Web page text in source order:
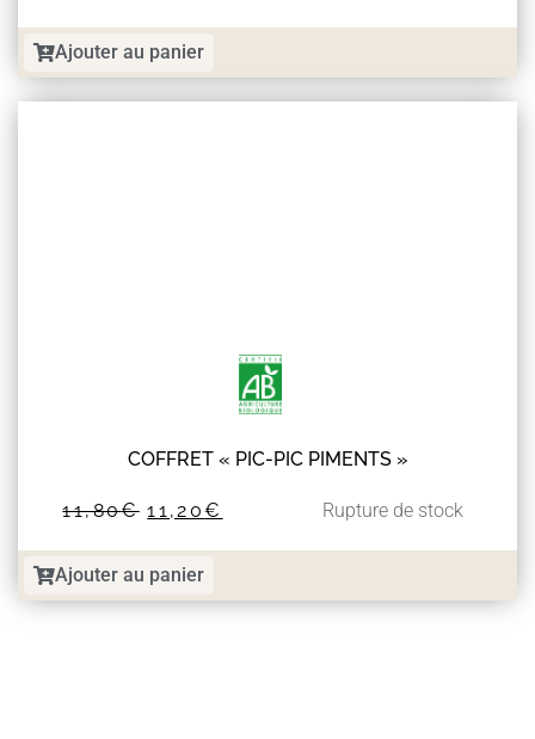
Ajouter au panier
COFFRET « PIC-PIC PIMENTS »
11,80€ 11,20€ Rupture de stock
Ajouter au panier